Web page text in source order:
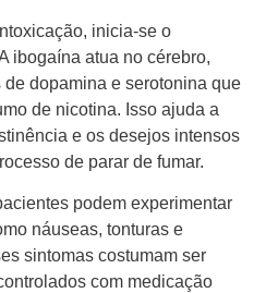
inicia-se o
ibogaína atua no cérebro,
dopamina e serotonina que
de nicotina. Isso ajuda a
e os desejos intensos
de parar de fumar.
podem experimentar
náuseas, tonturas e
sintomas costumam ser
com medicação